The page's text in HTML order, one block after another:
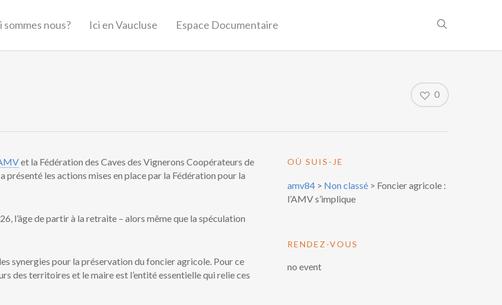
sommes nous? Ici en Vaucluse Espace Documentaire
0
et la Fédération des Caves des Vignerons Coopérateurs de
les actions mises en place par la Fédération pour la
l’âge de partir à la retraite – alors même que la spéculation
synergies pour la préservation du foncier agricole. Pour ce
des territoires et le maire est l’entité essentielle qui relie ces
OÙ SUIS-JE
amv84 > Non classé > Foncier agricole :
l’AMV s’implique
RENDEZ-VOUS
no event